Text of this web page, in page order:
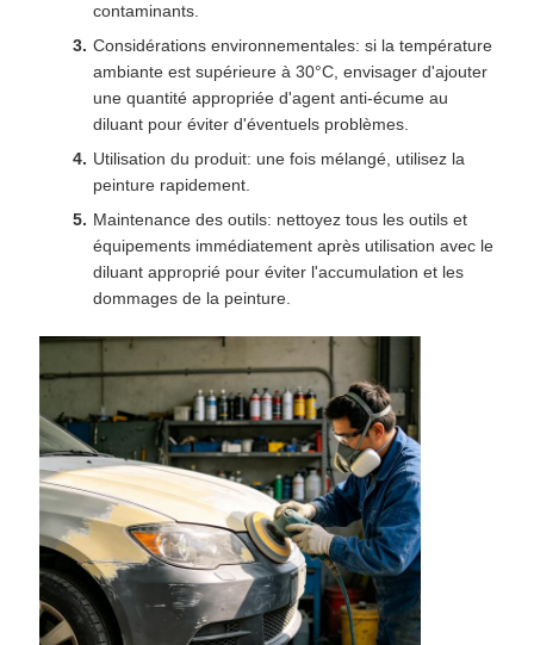
contaminants.
Considérations environnementales: si la température
ambiante est supérieure à 30°C, envisager d'ajouter
une quantité appropriée d'agent anti-écume au
diluant pour éviter d'éventuels problèmes.
Utilisation du produit: une fois mélangé, utilisez la
peinture rapidement.
Maintenance des outils: nettoyez tous les outils et
équipements immédiatement après utilisation avec le
diluant approprié pour éviter l'accumulation et les
dommages de la peinture.